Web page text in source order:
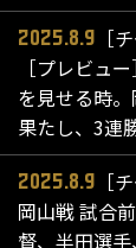
2025.8.9
［
［プレビュ
を見せる時
果たし、3連
2025.8.9
［
岡山戦 試合
督、半田選手